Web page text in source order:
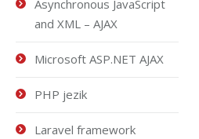
Asynchronous JavaScript
and XML – AJAX
Microsoft ASP.NET AJAX
PHP jezik
Laravel framework